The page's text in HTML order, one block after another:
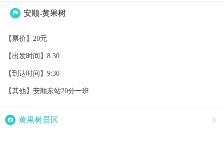
 安顺-黄果树
【票价】20元
【出发时间】8:30
【到达时间】9:30
【其他】安顺东站20分一班
 黄果树景区 